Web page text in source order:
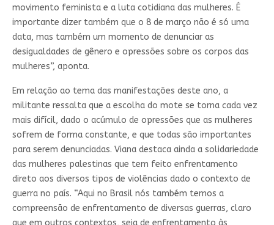
movimento feminista e a luta cotidiana das mulheres. É
importante dizer também que o 8 de março não é só uma
data, mas também um momento de denunciar as
desigualdades de gênero e opressões sobre os corpos das
mulheres”, aponta.
Em relação ao tema das manifestações deste ano, a
militante ressalta que a escolha do mote se torna cada vez
mais difícil, dado o acúmulo de opressões que as mulheres
sofrem de forma constante, e que todas são importantes
para serem denunciadas. Viana destaca ainda a solidariedade
das mulheres palestinas que tem feito enfrentamento
direto aos diversos tipos de violências dado o contexto de
guerra no país. “Aqui no Brasil nós também temos a
compreensão de enfrentamento de diversas guerras, claro